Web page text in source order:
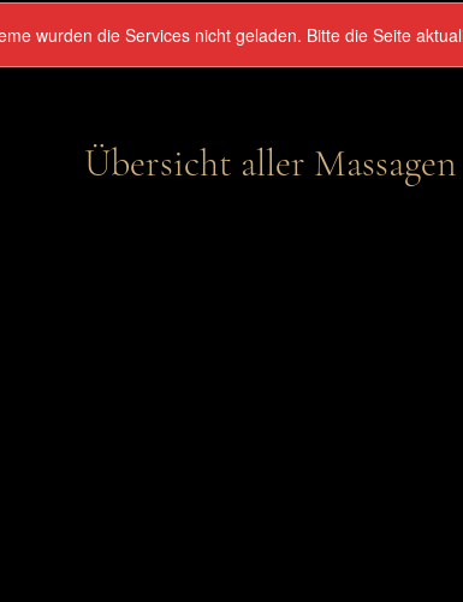
wurden die Services nicht geladen. Bitte die Seite
Übersicht aller Massagen